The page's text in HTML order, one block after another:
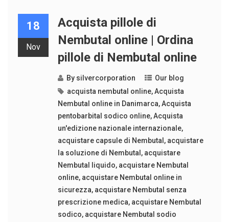
18
Nov
Acquista pillole di
Nembutal online | Ordina
pillole di Nembutal online
By silvercorporation
Our blog
acquista nembutal online,Acquista
Nembutal online in Danimarca,Acquista
pentobarbital sodico online,Acquista
un'edizione nazionale internazionale,
acquistare capsule di Nembutal , acquistare
la soluzione di Nembutal , acquistare
Nembutal liquido, acquistare Nembutal
online, acquistare Nembutal online in
sicurezza, acquistare Nembutal senza
prescrizione medica, acquistare Nembutal
sodico, acquistare Nembutal sodio